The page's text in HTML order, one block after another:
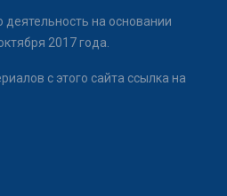
на основании
2017 года.
с этого сайта ссылка на